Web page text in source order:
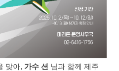
맞아, 가수 션 님과 함께 제주